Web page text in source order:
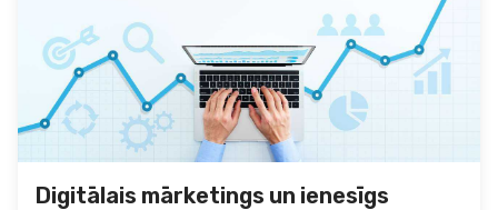
Digitālais mārketings un ienesīgs